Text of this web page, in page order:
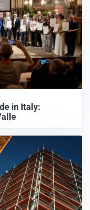
in Italy: